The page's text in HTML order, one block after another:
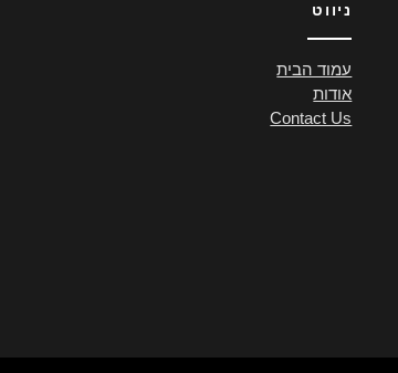
ניווט
עמוד הבית
אודות
Contact Us